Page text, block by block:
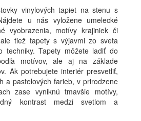
vinylových tapiet na stenu s
u nás vyložene umelecké
vyobrazenia, motívy krajiniek či
tiež tapety s výjavmi zo sveta
techniky. Tapety môžete ladiť do
motívov, ale aj na základe
Ak potrebujete interiér presvetliť,
a pastelových farieb, v prirodzene
zase vyniknú tmavšie motívy,
kontrast medzi svetlom a